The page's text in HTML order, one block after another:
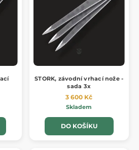
STORK, závodní vrhací nože -
sada 3x
3 600 Kč
Skladem
DO KOŠÍKU